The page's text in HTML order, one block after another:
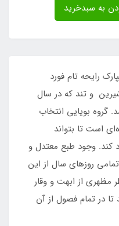
رایحه تام فورد
و تند که در سال
شد. گروه بویایی انتخاب
است تا بتواند
کند. وجود طبع معتدل و
روز‌های سال از این
مظهری از ابهت و وقار
تا در تمام فصول از آن